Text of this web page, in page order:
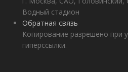
Водный стадион
Обратная связь
Копирование разрешено при
гиперссылки.